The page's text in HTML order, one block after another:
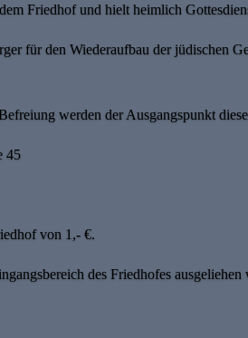
Friedhof und hielt heimlich
für den Wiederaufbau der
werden der Ausgangspunkt
45
von 1,- €.
des Friedhofes ausgeliehen